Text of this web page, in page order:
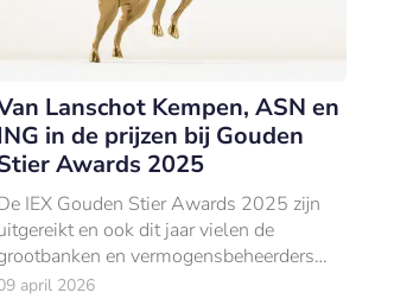
Lanschot Kempen, ASN en
in de prijzen bij Gouden
Awards 2025
IEX Gouden Stier Awards 2025 zijn
en ook dit jaar vielen de
en vermogensbeheerders
in de prijzen.
april 2026